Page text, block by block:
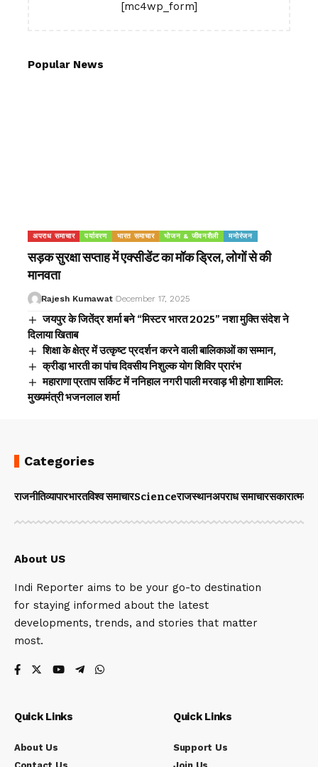
[mc4wp_form]
Popular News
अपराध समाचार पर्यावरण भारत समाचार भोजन & जीवनशैली मनोरंजन
सड़क सुरक्षा सप्ताह में एक्सीडेंट का मॉक ड्रिल, लोगों से की
मानवता
Rajesh Kumawat December 17, 2025
जयपुर के जितेंद्र शर्मा बने “मिस्टर भारत 2025” नशा मुक्ति संदेश ने
दिलाया खिताब
शिक्षा के क्षेत्र में उत्कृष्ट प्रदर्शन करने वाली बालिकाओं का सम्मान,
क्रीडा़ भारती का पांच दिवसीय निशुल्क योग शिविर प्रारंभ
महाराणा प्रताप सर्किट में ननिहाल नगरी पाली मरवाड़ भी होगा शामिल:
मुख्यमंत्री भजनलाल शर्मा
Categories
राजनीतिव्यापारभारतविश्व समाचारScienceराजस्थानअपराध समाचारसकारात्मक
About US
Indi Reporter aims to be your go-to destination
for staying informed about the latest
developments, trends, and stories that matter
most.
Quick Links
About Us
Quick Links
Support Us